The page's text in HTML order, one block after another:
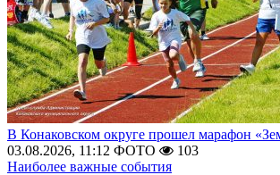
В Конаковском округе прошел марафон
03.08.2026, 11:12 ФОТО
103
Наиболее важные события